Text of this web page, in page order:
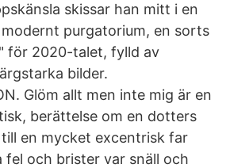
skissar han mitt i en
purgatorium, en sorts
för 2020-talet, fylld av
bilder.
Glöm allt men inte mig är en
berättelse om en dotters
en mycket excentrisk far
fel och brister var snäll och